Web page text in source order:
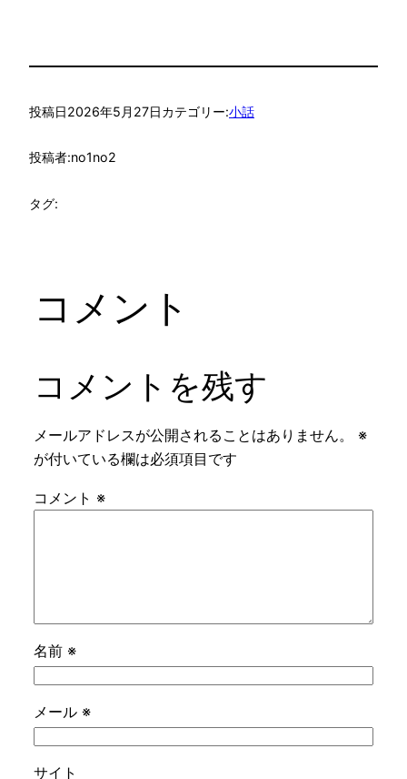
投稿日2026年5月27日カテゴリー:小話
投稿者:no1no2
タグ:
コメント
コメントを残す
メールアドレスが公開されることはありません。
※
が付いている欄は必須項目です
コメント ※
名前 ※
メール ※
サイト